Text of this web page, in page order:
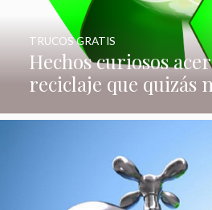
Hechos curiosos
reciclaje que quizás
TRUCOS GRATIS